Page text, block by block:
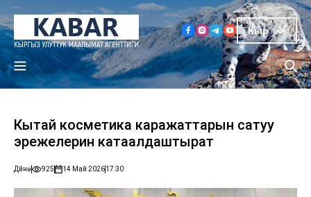
Кыр
Кытай косметика каражаттарын сатуу
эрежелерин катаалдаштырат
Дүйнө 925 14 Май 202617:30